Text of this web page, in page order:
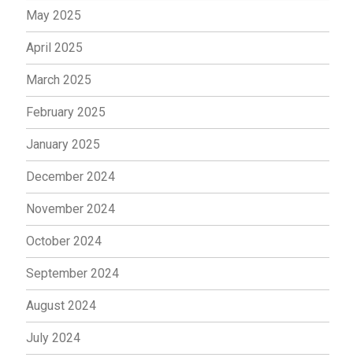
May 2025
April 2025
March 2025
February 2025
January 2025
December 2024
November 2024
October 2024
September 2024
August 2024
July 2024